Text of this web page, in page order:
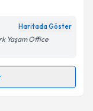
Aydınlatma
belirtilen
Haritada Göster
Yaşam Office